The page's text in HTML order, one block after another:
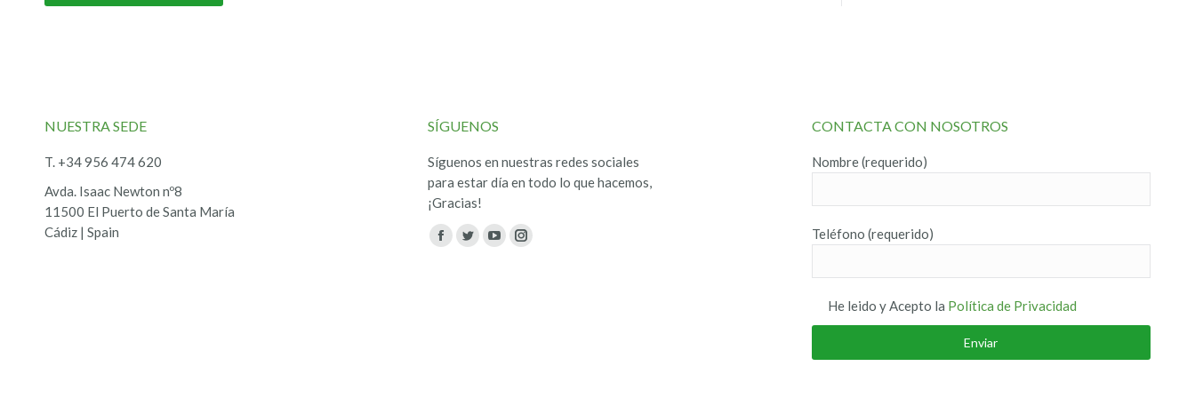
NUESTRA SEDE
T. +34 956 474 620
Avda. Isaac Newton nº8
11500 El Puerto de Santa María
Cádiz | Spain
SÍGUENOS
Síguenos en nuestras redes sociales
para estar día en todo lo que hacemos,
¡Gracias!
Encuéntranos en:
Facebook
TwitterYouTubeInstagram
CONTACTA CON NOSOTROS
Nombre (requerido)
Teléfono (requerido)
He leido y Acepto la Política de Privacidad